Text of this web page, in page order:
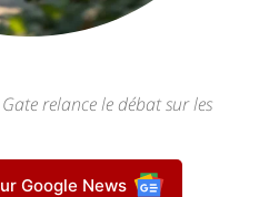
relance le débat sur les
Google News